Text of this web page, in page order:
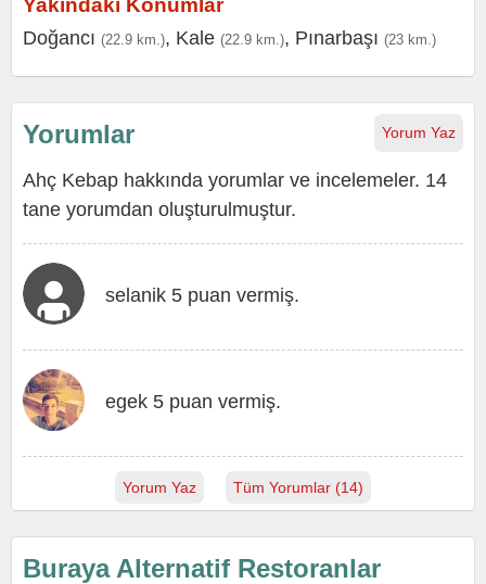
Yakındaki Konumlar
Doğancı (22.9 km.), Kale (22.9 km.), Pınarbaşı (23 km.)
Yorum Yaz
Yorumlar
Ahç Kebap hakkında yorumlar ve incelemeler. 14
tane yorumdan oluşturulmuştur.
selanik 5 puan vermiş.
egek 5 puan vermiş.
Yorum Yaz Tüm Yorumlar (14)
Buraya Alternatif Restoranlar